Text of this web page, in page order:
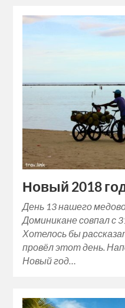
Новый 2018
День 13 нашего
Доминикане совпал с
Хотелось бы
провёл этот день.
Новый год…